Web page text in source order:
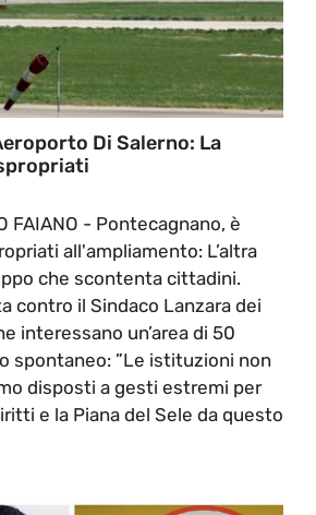
Di Salerno: La
FAIANO - Pontecagnano, è
all'ampliamento: L’altra
che scontenta cittadini.
contro il Sindaco Lanzara dei
interessano un’area di 50
spontaneo: ”Le istituzioni non
disposti a gesti estremi per
e la Piana del Sele da questo